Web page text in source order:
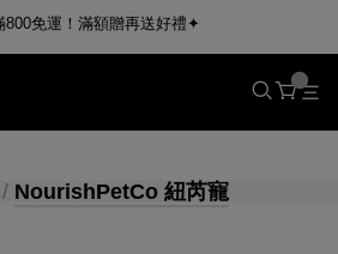
免運！滿額贈再送好禮✦
/ NourishPetCo 紐芮寵